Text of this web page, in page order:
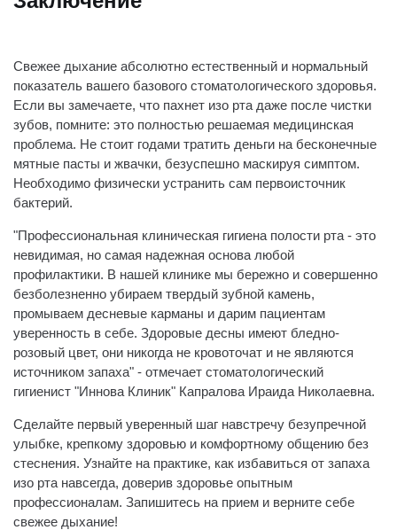
Свежее дыхание абсолютно естественный и нормальный
показатель вашего базового стоматологического здоровья.
Если вы замечаете, что пахнет изо рта даже после чистки
зубов, помните: это полностью решаемая медицинская
проблема. Не стоит годами тратить деньги на бесконечные
мятные пасты и жвачки, безуспешно маскируя симптом.
Необходимо физически устранить сам первоисточник
бактерий.
"Профессиональная клиническая гигиена полости рта - это
невидимая, но самая надежная основа любой
профилактики. В нашей клинике мы бережно и совершенно
безболезненно убираем твердый зубной камень,
промываем десневые карманы и дарим пациентам
уверенность в себе. Здоровые десны имеют бледно-
розовый цвет, они никогда не кровоточат и не являются
источником запаха" - отмечает стоматологический
гигиенист "Иннова Клиник" Капралова Ираида Николаевна.
Сделайте первый уверенный шаг навстречу безупречной
улыбке, крепкому здоровью и комфортному общению без
стеснения. Узнайте на практике, как избавиться от запаха
изо рта навсегда, доверив здоровье опытным
профессионалам. Запишитесь на прием и верните себе
свежее дыхание!